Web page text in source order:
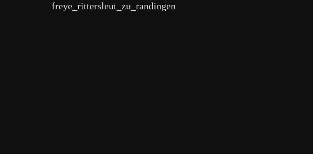
freye_rittersleut_zu_randingen